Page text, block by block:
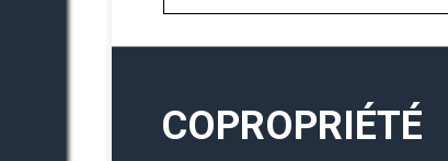
COPROPRIÉTÉ